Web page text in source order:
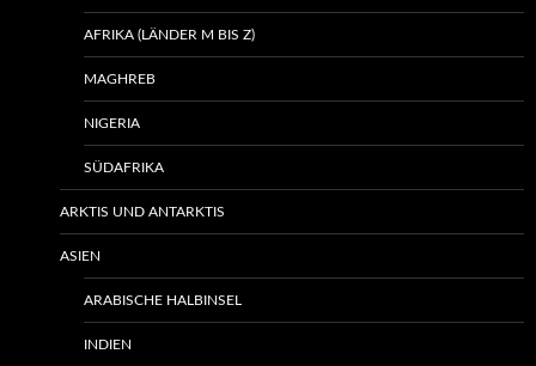
AFRIKA (LÄNDER M BIS Z)
MAGHREB
NIGERIA
SÜDAFRIKA
ARKTIS UND ANTARKTIS
ASIEN
ARABISCHE HALBINSEL
INDIEN